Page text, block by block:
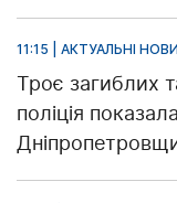
11:15 | АКТУАЛЬНІ
Троє загиблих
поліція